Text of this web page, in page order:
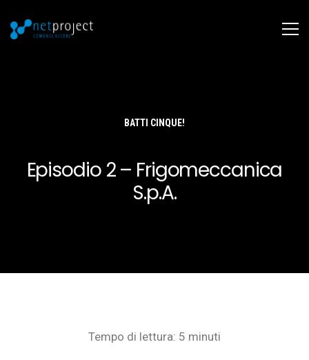
BATTI CINQUE!
Episodio 2 – Frigomeccanica
S.p.A.
Tempo di lettura: 5 minuti